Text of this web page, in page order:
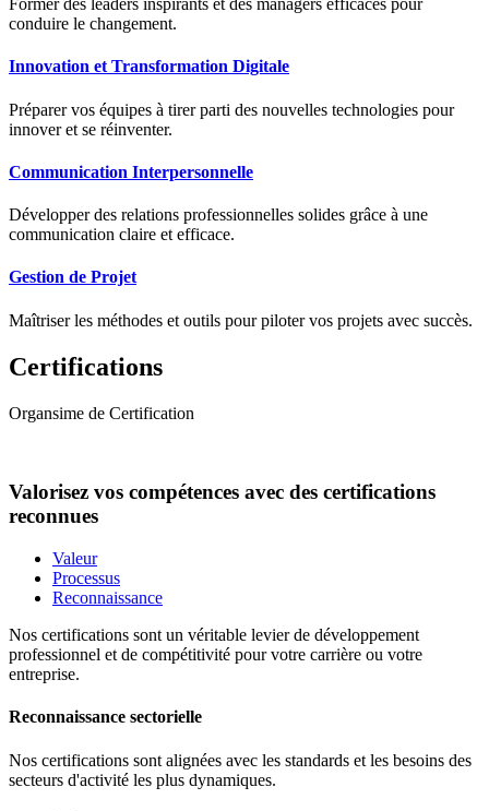
Former des leaders inspirants et des managers efficaces pour
conduire le changement.
Innovation et Transformation Digitale
Préparer vos équipes à tirer parti des nouvelles technologies pour
innover et se réinventer.
Communication Interpersonnelle
Développer des relations professionnelles solides grâce à une
communication claire et efficace.
Gestion de Projet
Maîtriser les méthodes et outils pour piloter vos projets avec succès.
Certifications
Organsime de Certification
Valorisez vos compétences avec des certifications
reconnues
Valeur
Processus
Reconnaissance
Nos certifications sont un véritable levier de développement
professionnel et de compétitivité pour votre carrière ou votre
entreprise.
Reconnaissance sectorielle
Nos certifications sont alignées avec les standards et les besoins des
secteurs d'activité les plus dynamiques.